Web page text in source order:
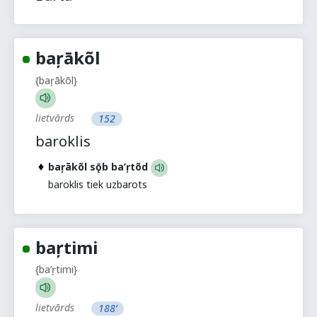
baŗākõl
{baŗākõl}
lietvārds 152
baroklis
baŗākõl sǭb ba’ŗtõd
baroklis tiek uzbarots
baŗtimi
{ba’ŗtimi}
lietvārds 188’